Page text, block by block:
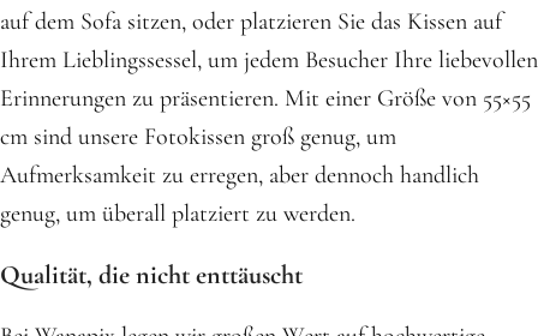
auf dem Sofa sitzen, oder platzieren Sie das Kissen auf
Ihrem Lieblingssessel, um jedem Besucher Ihre liebevollen
Erinnerungen zu präsentieren. Mit einer Größe von 55×55
cm sind unsere Fotokissen groß genug, um
Aufmerksamkeit zu erregen, aber dennoch handlich
genug, um überall platziert zu werden.
Qualität, die nicht enttäuscht